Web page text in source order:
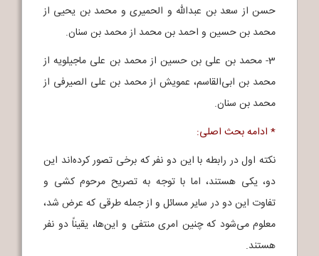
حسن از سعد بن عبدالله و الحمیری و محمد بن یحیی از
محمد بن حسین و احمد بن محمد از محمد بن سنان‌.
3- محمد بن علی بن حسین از محمد بن علی ماجیلویه از
محمد بن ابی‌القاسم، عمویش از محمد بن علی الصیرفی از
محمد بن سنان‌.
* ادامه بحث اصلی:
نکته اول در رابطه با این دو نفر که برخی تصور کرده‌اند این
دو، یکی هستند، اما با توجه به تصریح مرحوم کشی و
تفاوت این دو در سایر مسائل و از جمله طرقی که عرض شد،
معلوم می‌شود که چنین امری منتفی و این‌ها، یقیناً دو نفر
هستند.